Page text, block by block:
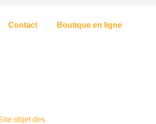
Contact Boutique en ligne
objet des